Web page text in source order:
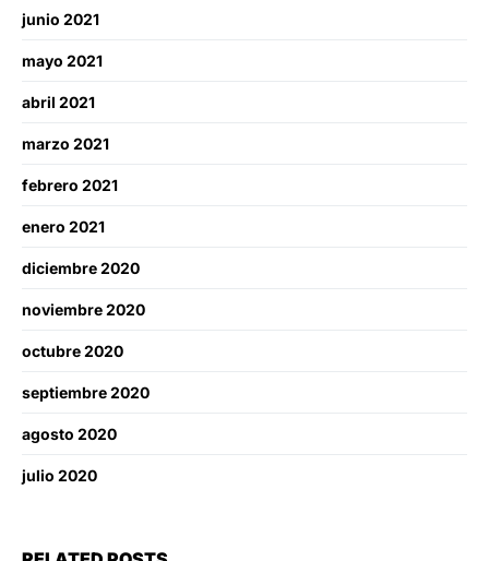
junio 2021
mayo 2021
abril 2021
marzo 2021
febrero 2021
enero 2021
diciembre 2020
noviembre 2020
octubre 2020
septiembre 2020
agosto 2020
julio 2020